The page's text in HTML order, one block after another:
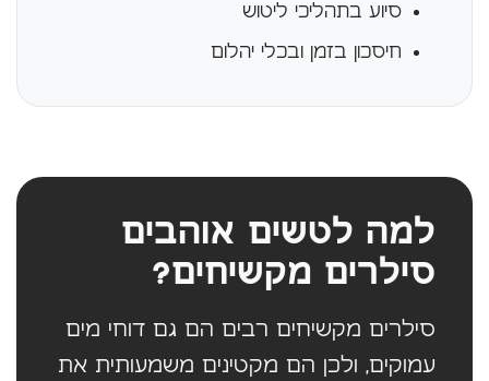
סיוע בתהליכי ליטוש
חיסכון בזמן ובכלי יהלום
למה לטשים אוהבים
סילרים מקשיחים?
סילרים מקשיחים רבים הם גם דוחי מים
עמוקים, ולכן הם מקטינים משמעותית את